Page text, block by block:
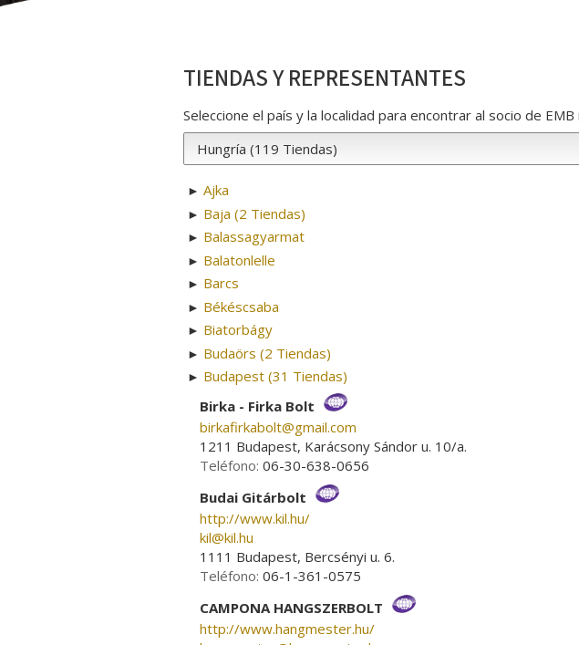
TIENDAS Y REPRESENTANTES
Seleccione el país y la localidad para encontrar al socio de EMB
► Ajka
► Baja (2 Tiendas)
► Balassagyarmat
► Balatonlelle
► Barcs
► Békéscsaba
► Biatorbágy
► Budaörs (2 Tiendas)
► Budapest (31 Tiendas)
Birka - Firka Bolt
birkafirkabolt­@­gmail.com
1211 Budapest, Karácsony Sándor u. 10/a.
Teléfono: 06-30-638-0656
Budai Gitárbolt
http://www.kil.hu/
kil­@­kil.hu
1111 Budapest, Bercsényi u. 6.
Teléfono: 06-1-361-0575
CAMPONA HANGSZERBOLT
http://www.hangmester.hu/